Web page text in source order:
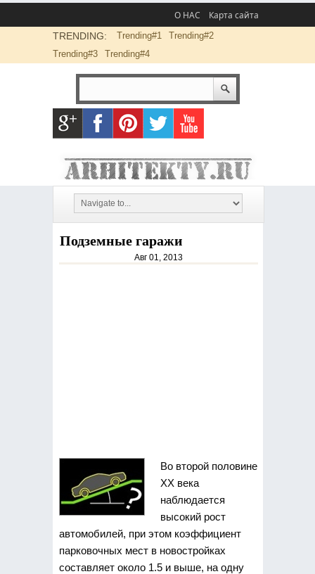
О НАС Карта сайта
TRENDING: Trending#1
Trending#2
Trending#3
Trending#4
Подземные гаражи
Авг 01, 2013
Во второй половине
ХХ века
наблюдается
высокий рост
автомобилей, при этом коэффициент
парковочных мест в новостройках
составляет около 1.5 и выше, на одну